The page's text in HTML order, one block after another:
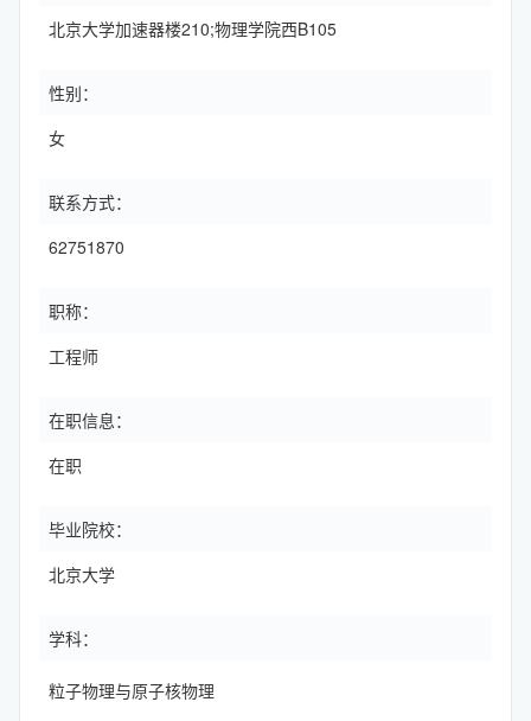
北京大学加速器楼210;物理学院西B105
性别：
女
联系方式：
62751870
职称：
工程师
在职信息：
在职
毕业院校：
北京大学
学科：
粒子物理与原子核物理